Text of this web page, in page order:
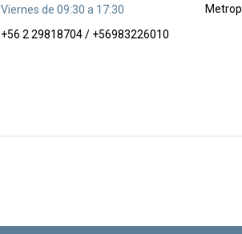
Viernes de 09:30 a 17:30
+56 2 29818704 / +56983226010